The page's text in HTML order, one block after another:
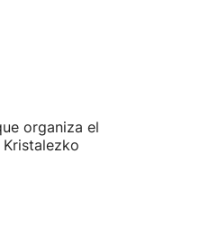
organiza el